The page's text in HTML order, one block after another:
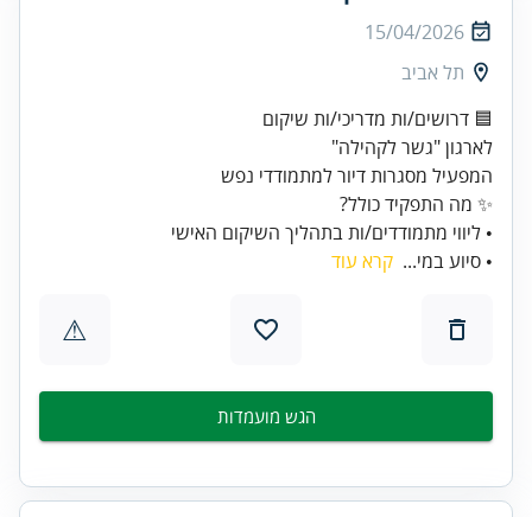
15/04/2026
תל אביב
• ליווי מתמודדים/ות בתהליך השיקום האישי
• סיוע במי... קרא עוד
⚠
הגש מועמדות